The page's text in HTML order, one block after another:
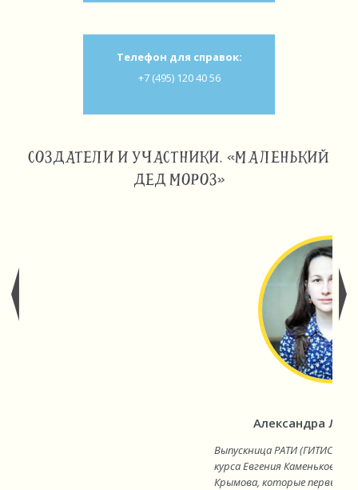
Телефон для справок:
+7 (495) 120 40 56
СОЗДАТЕЛИ И УЧАСТНИКИ. «МАЛЕНЬКИЙ
ДЕД МОРОЗ»
Александра
Выпускница РАТИ (ГИТИС),
курса Евгения
Крымова, которые первыми